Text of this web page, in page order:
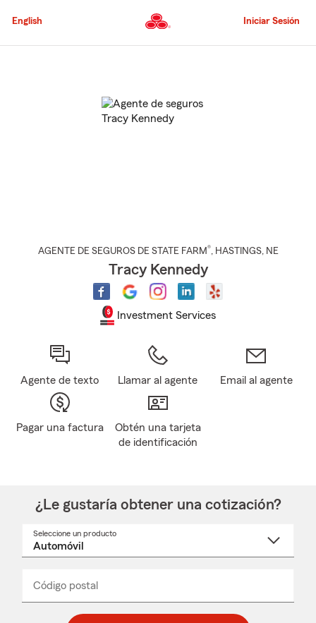
al
principal
English Iniciar Sesión
AGENTE DE SEGUROS DE STATE FARM®, HASTINGS, NE
Tracy Kennedy
Investment Services
Agente de texto Llamar al agente Email al agente
Pagar una factura
Obtén una tarjeta
de identificación
¿Le gustaría obtener una cotización?
Seleccione un producto
desplegable
Código postal
_____